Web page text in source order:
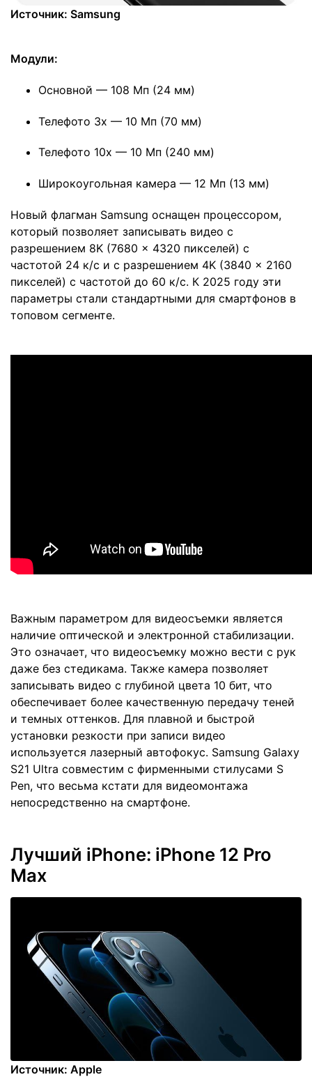
Источник: Samsung
Модули:
Основной — 108 Мп (24 мм)
Телефото 3х — 10 Мп (70 мм)
Телефото 10х — 10 Мп (240 мм)
Широкоугольная камера — 12 Мп (13 мм)
Новый флагман Samsung оснащен процессором,
который позволяет записывать видео с
разрешением 8K (7680 × 4320 пикселей) с
частотой 24 к/с и с разрешением 4K (3840 x 2160
пикселей) с частотой до 60 к/с. К 2025 году эти
параметры стали стандартными для смартфонов в
топовом сегменте.
Важным параметром для видеосъемки является
наличие оптической и электронной стабилизации.
Это означает, что видеосъемку можно вести с рук
даже без стедикама. Также камера позволяет
записывать видео с глубиной цвета 10 бит, что
обеспечивает более качественную передачу теней
и темных оттенков. Для плавной и быстрой
установки резкости при записи видео
используется лазерный автофокус. Samsung Galaxy
S21 Ultra совместим с фирменными стилусами S
Pen, что весьма кстати для видеомонтажа
непосредственно на смартфоне.
Лучший iPhone: iPhone 12 Pro
Max
Источник: Apple